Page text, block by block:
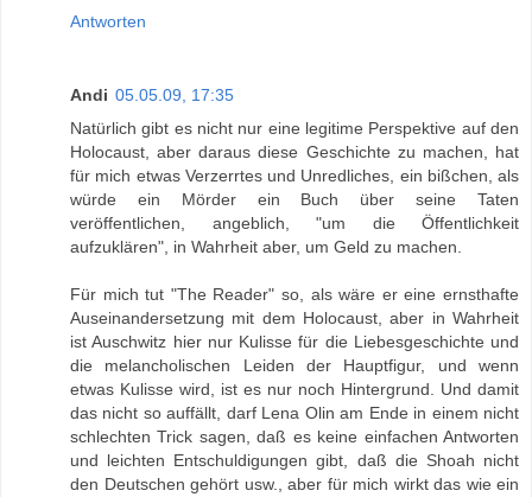
Antworten
Andi 05.05.09, 17:35
Natürlich gibt es nicht nur eine legitime Perspektive auf den
Holocaust, aber daraus diese Geschichte zu machen, hat
für mich etwas Verzerrtes und Unredliches, ein bißchen, als
würde ein Mörder ein Buch über seine Taten
veröffentlichen, angeblich, "um die Öffentlichkeit
aufzuklären", in Wahrheit aber, um Geld zu machen.
Für mich tut "The Reader" so, als wäre er eine ernsthafte
Auseinandersetzung mit dem Holocaust, aber in Wahrheit
ist Auschwitz hier nur Kulisse für die Liebesgeschichte und
die melancholischen Leiden der Hauptfigur, und wenn
etwas Kulisse wird, ist es nur noch Hintergrund. Und damit
das nicht so auffällt, darf Lena Olin am Ende in einem nicht
schlechten Trick sagen, daß es keine einfachen Antworten
und leichten Entschuldigungen gibt, daß die Shoah nicht
den Deutschen gehört usw., aber für mich wirkt das wie ein